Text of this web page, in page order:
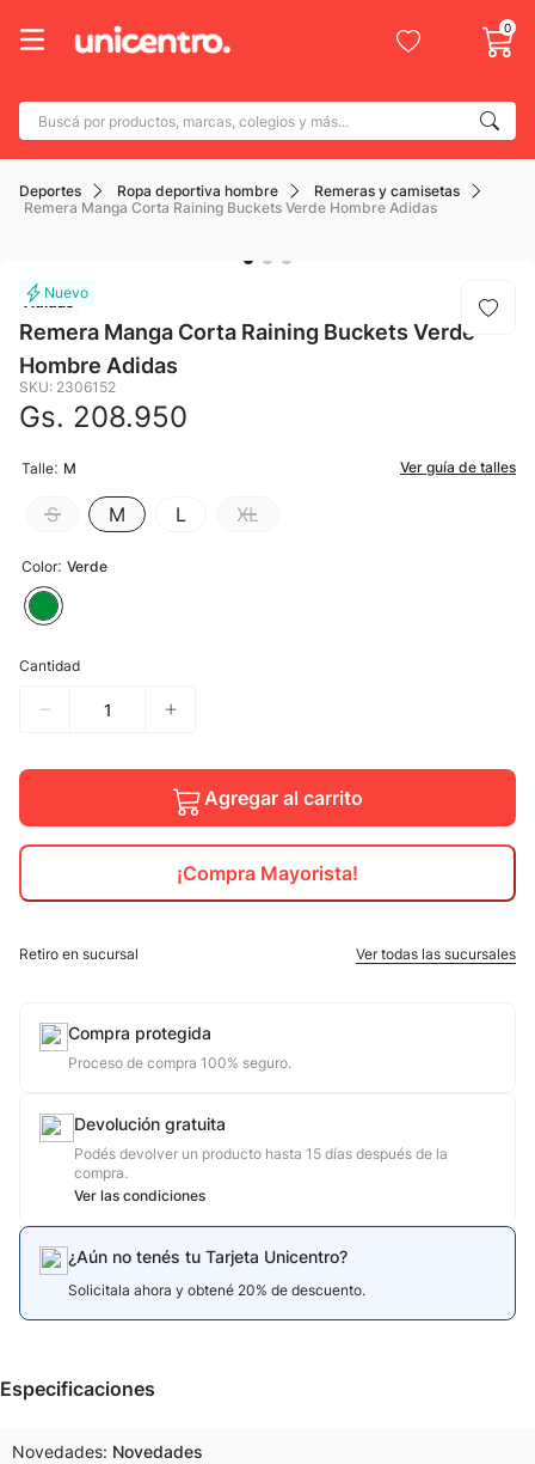
0
Buscá por productos, marcas, colegios y más...
Deportes Ropa deportiva hombre
Remeras y camisetas
Remera Manga Corta Raining Buckets Verde Hombre Adidas
Adidas
Remera Manga Corta Raining Buckets Verde
Hombre Adidas
SKU: 2306152
Gs. 208.950
Color: Verde
Talle: M
L
M
S XL
Ver guía de talles
Cantidad
Agregar al carrito
¡Compra Mayorista!
Retiro en sucursal Ver todas las sucursales
Compra protegida
Proceso de compra 100% seguro.
Devolución gratuita
Podés devolver un producto hasta 15 días después de la
compra.
Ver las condiciones
¿Aún no tenés tu Tarjeta Unicentro?
Solicitala ahora y obtené 20% de descuento.
Especificaciones
Novedades Novedades
Términos más buscados
1. adidas
3
4. mochila
5. botin
6 caterpillar
nike
calzado
10. jdy